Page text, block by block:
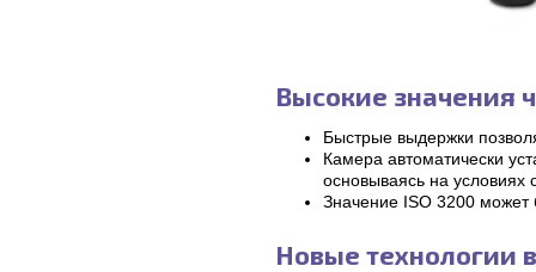
Высокие значения
Быстрые выдержки
Камера автоматически
основываясь на условиях
Значение ISO 3200 может
Новые технологии